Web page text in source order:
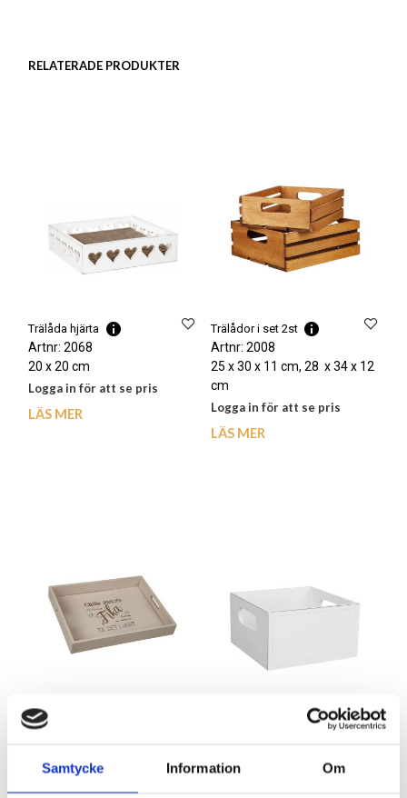
Samtycke Information Om
RELATERADE PRODUKTER
Trälåda hjärta
Artnr: 2068
20 x 20 cm
Logga in för att se pris
LÄS MER
Trälådor i set 2st
Artnr: 2008
25 x 30 x 11 cm, 28 x 34 x 12
cm
Logga in för att se pris
LÄS MER
Träbricka sand ”Fika”
30 x 40 cm
Trälåda med två handtag
17 x17 cm